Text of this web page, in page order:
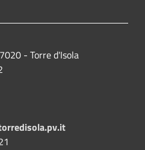
- Torre d'Isola